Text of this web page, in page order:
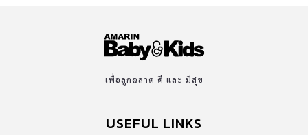
เพื่อลูกฉลาด ดี และ มีสุข
USEFUL LINKS